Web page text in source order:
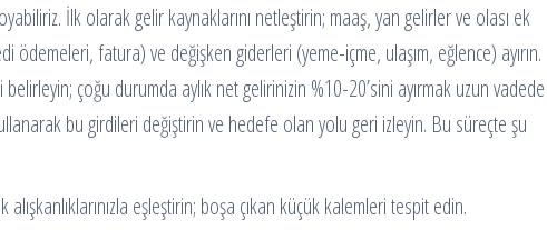
İlk olarak gelir kaynaklarını netleştirin; maaş, yan gelirler ve olası ek
fatura) ve değişken giderleri (yeme-içme, ulaşım, eğlence) ayırın.
çoğu durumda aylık net gelirinizin %10-20’sini ayırmak uzun vadede
bu girdileri değiştirin ve hedefe olan yolu geri izleyin. Bu süreçte şu
eşleştirin; boşa çıkan küçük kalemleri tespit edin.